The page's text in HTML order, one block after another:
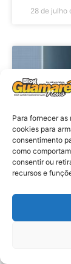
Para fornecer
cookies para
consentimento
como
consentir ou
recursos e
28 de julho
em